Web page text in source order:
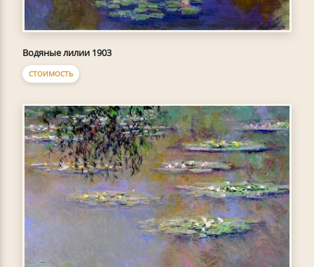
Водяные лилии 1903
СТОИМОСТЬ